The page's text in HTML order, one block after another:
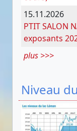
15.11.2026
PTIT SALON
exposants
plus >>>
Niveau